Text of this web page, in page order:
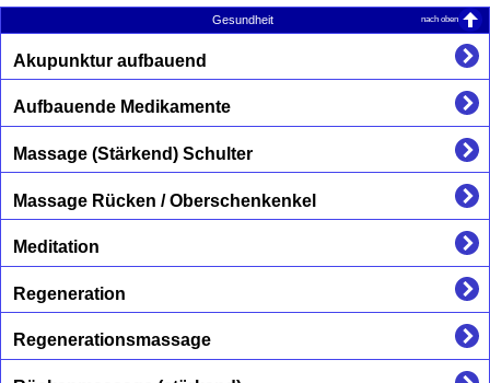
Gesundheit nach oben
Akupunktur aufbauend
Aufbauende Medikamente
Massage (Stärkend) Schulter
Massage Rücken / Oberschenkenkel
Meditation
Regeneration
Regenerationsmassage